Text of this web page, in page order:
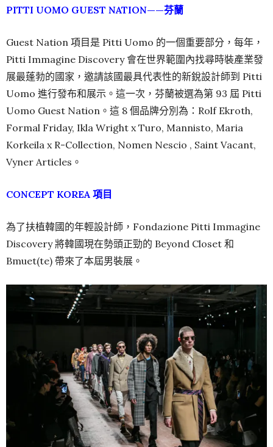
PITTI UOMO GUEST NATION——芬蘭
Guest Nation 項目是 Pitti Uomo 的一個重要部分，每年，
Pitti Immagine Discovery 會在世界範圍內找尋時裝產業發
展最蓬勃的國家，邀請該國最具代表性的新銳設計師到 Pitti
Uomo 進行發布和展示。這一次，芬蘭被選為第 93 屆 Pitti
Uomo Guest Nation。這 8 個品牌分別為：Rolf Ekroth,
Formal Friday, Ikla Wright x Turo, Mannisto, Maria
Korkeila x R-Collection, Nomen Nescio , Saint Vacant,
Vyner Articles。
CONCEPT KOREA 項目
為了扶植韓國的年輕設計師，Fondazione Pitti Immagine
Discovery 將韓國現在勢頭正勁的 Beyond Closet 和
Bmuet(te) 帶來了本屆男裝展。